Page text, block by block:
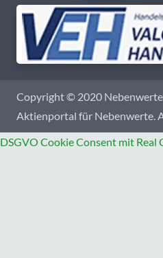
Copyright © 2020
Aktienportal für Nebenwerte.
DSGVO Cookie Consent mit Real